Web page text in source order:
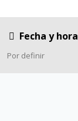
Fecha y hora
Por definir